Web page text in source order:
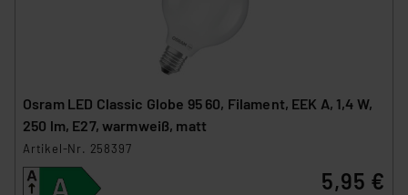
Osram LED Classic Globe 95 60, Filament, EEK A, 1,4 W,
250 lm, E27, warmweiß, matt
Artikel-Nr. 258397
5,95 €